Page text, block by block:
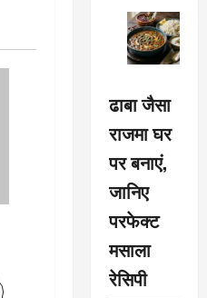
ढाबा जैसा
राजमा घर
पर बनाएं,
जानिए
परफेक्ट
मसाला
रेसिपी